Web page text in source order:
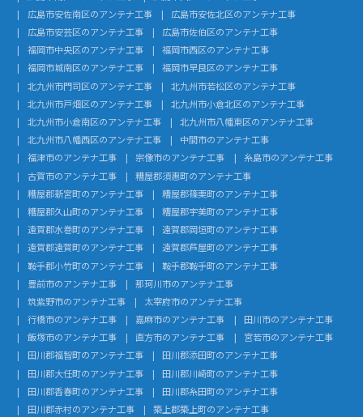
広島市安佐南区のアンテナ工事
広島市安佐北区のアンテナ工事
広島市安芸区のアンテナ工事
広島市佐伯区のアンテナ工事
福岡市中央区のアンテナ工事
福岡市西区のアンテナ工事
福岡市城南区のアンテナ工事
福岡市早良区のアンテナ工事
北九州市門司区のアンテナ工事
北九州市若松区のアンテナ工事
北九州市戸畑区のアンテナ工事
北九州市小倉北区のアンテナ工事
北九州市小倉南区のアンテナ工事
北九州市八幡東区のアンテナ工事
北九州市八幡西区のアンテナ工事
中間市のアンテナ工事
福津市のアンテナ工事
宗像市のアンテナ工事
糸島市のアンテナ工事
古賀市のアンテナ工事
糟屋郡須惠町のアンテナ工事
糟屋郡新宮町のアンテナ工事
糟屋郡篠栗町のアンテナ工事
糟屋郡久山町のアンテナ工事
糟屋郡宇美町のアンテナ工事
遠賀郡水巻町のアンテナ工事
遠賀郡岡垣町のアンテナ工事
遠賀郡遠賀町のアンテナ工事
遠賀郡芦屋町のアンテナ工事
鞍手郡小竹町のアンテナ工事
鞍手郡鞍手町のアンテナ工事
豊前市のアンテナ工事
那珂川市のアンテナ工事
筑紫野市のアンテナ工事
太宰府市のアンテナ工事
行橋市のアンテナ工事
嘉麻市のアンテナ工事
田川市のアンテナ工事
飯塚市のアンテナ工事
直方市のアンテナ工事
宮若市のアンテナ工事
田川郡福智町のアンテナ工事
田川郡添田町のアンテナ工事
田川郡大任町のアンテナ工事
田川郡川崎町のアンテナ工事
田川郡香春町のアンテナ工事
田川郡糸田町のアンテナ工事
田川郡赤村のアンテナ工事
築上郡築上町のアンテナ工事